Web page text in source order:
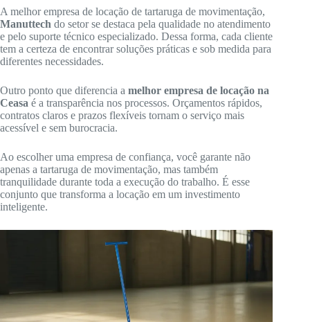
A melhor empresa de locação de tartaruga de movimentação,
Manuttech do setor se destaca pela qualidade no atendimento
e pelo suporte técnico especializado. Dessa forma, cada cliente
tem a certeza de encontrar soluções práticas e sob medida para
diferentes necessidades.
Outro ponto que diferencia a melhor empresa de locação na
Ceasa é a transparência nos processos. Orçamentos rápidos,
contratos claros e prazos flexíveis tornam o serviço mais
acessível e sem burocracia.
Ao escolher uma empresa de confiança, você garante não
apenas a tartaruga de movimentação, mas também
tranquilidade durante toda a execução do trabalho. É esse
conjunto que transforma a locação em um investimento
inteligente.